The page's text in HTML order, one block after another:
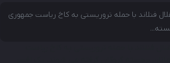
فنلاند با حمله تروریستی به کاخ ریاست جمهوری